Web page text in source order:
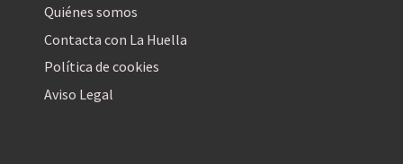
Quiénes somos
Contacta con La Huella
Política de cookies
Aviso Legal